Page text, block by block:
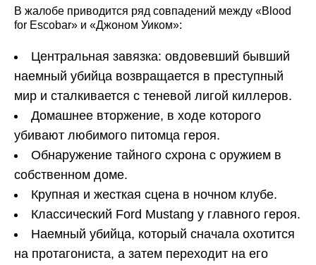
В жалобе приводится ряд совпадений между «Blood
for Escobar» и «Джоном Уиком»:
Центральная завязка: овдовевший бывший
наемный убийца возвращается в преступный
мир и сталкивается с теневой лигой киллеров.
Домашнее вторжение, в ходе которого
убивают любимого питомца героя.
Обнаружение тайного схрона с оружием в
собственном доме.
Крупная и жесткая сцена в ночном клубе.
Классический Ford Mustang у главного героя.
Наемный убийца, который сначала охотится
на протагониста, а затем переходит на его